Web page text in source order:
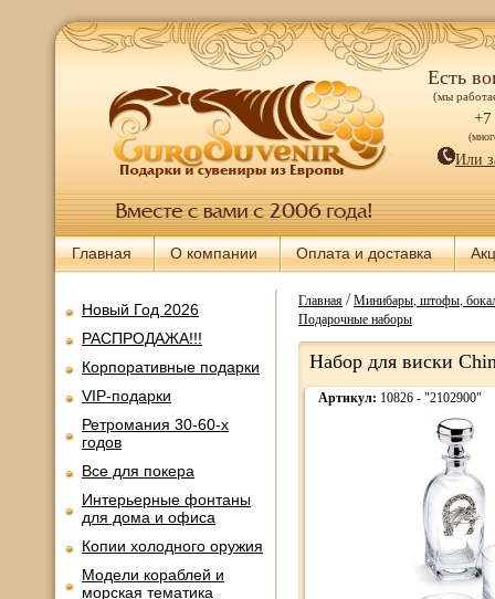
Есть
(мы
+7
Или
Главная О компании Оплата и доставка
Новый Год 2026
РАСПРОДАЖА!!!
Корпоративные подарки
VIP-подарки
Ретромания 30-60-х
годов
Все для покера
Интерьерные фонтаны
для дома и офиса
Копии холодного оружия
Модели кораблей и
морская тематика
Главная/Минибары, штофы,
Подарочные наборы
Набор для виски
Артикул: 10826 - "2102900"